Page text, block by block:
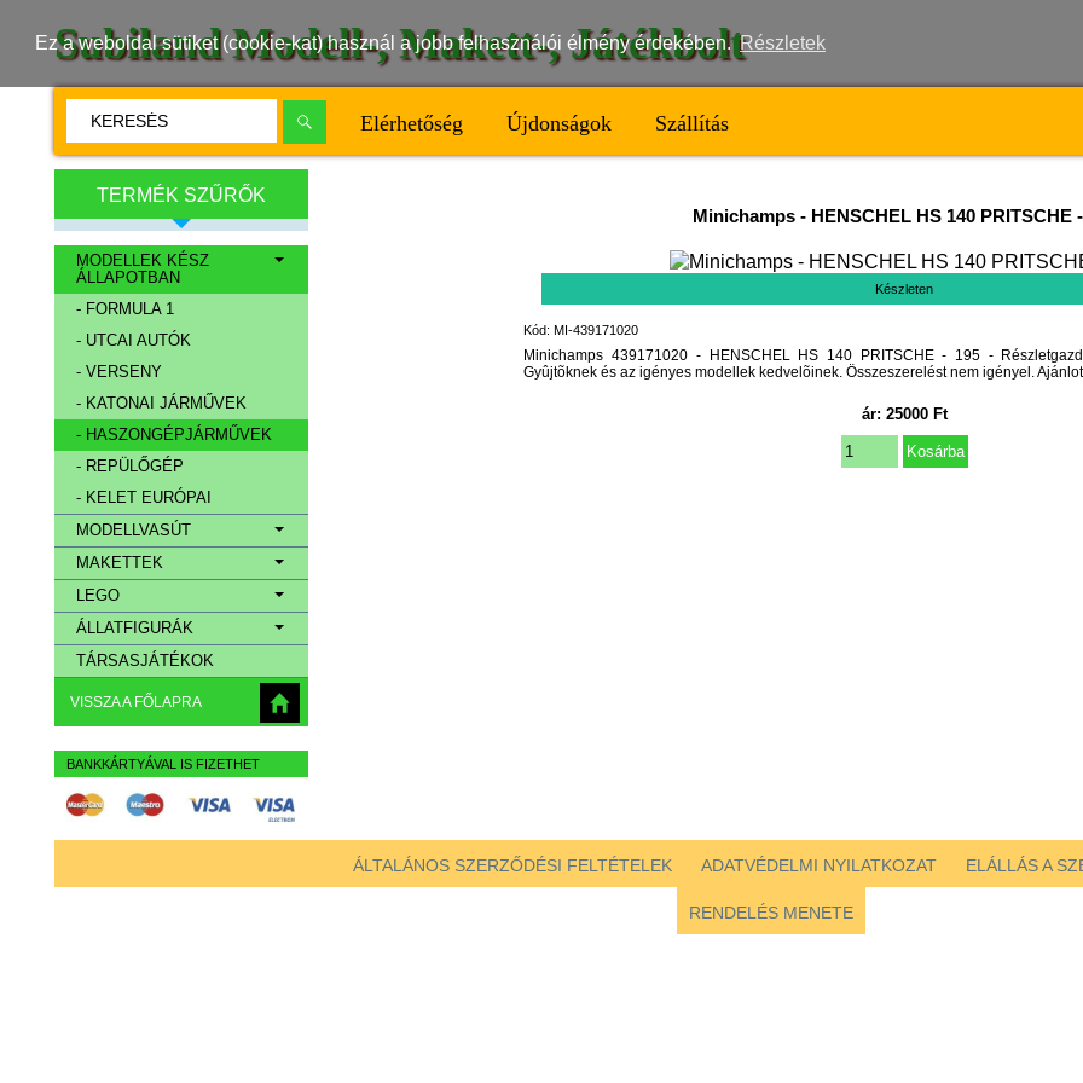
Ez a weboldal sütiket (cookie-kat) használ a jobb felhasználói élmény érdekében. Részletek
Subiland Modell-, Makett-, Játékbolt
Elérhetőség Újdonságok Szállítás
TERMÉK SZŰRŐK
MODELLEK KÉSZ
ÁLLAPOTBAN
- FORMULA 1
- UTCAI AUTÓK
- VERSENY
- KATONAI JÁRMŰVEK
- HASZONGÉPJÁRMŰVEK
- REPÜLŐGÉP
- KELET EURÓPAI
MODELLVASÚT
MAKETTEK
LEGO
ÁLLATFIGURÁK
TÁRSASJÁTÉKOK
VISSZA A FŐLAPRA
BANKKÁRTYÁVAL IS FIZETHET
Minichamps- HENSCHEL HS 140 PRITSCHE
Készleten
Kód: MI-439171020
Minichamps 439171020 - HENSCHEL HS 140 PRITSCHE - 195 -
Gyûjtõknek és az igényes modellek kedvelõinek. Összeszerelést nem igényel.
ár: 25000Ft
ÁLTALÁNOS SZERZŐDÉSI FELTÉTELEK ADATVÉDELMI NYILATKOZAT ELÁLLÁS A
RENDELÉS MENETE